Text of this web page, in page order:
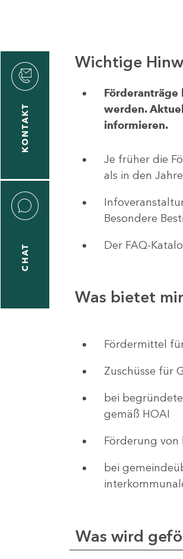
KONTAKT
CHAT
Wichtige
werden.
informieren.
Je früher die
als in den
Besondere
Der FAQ-
Was bietet
Fördermittel
Zuschüsse für
bei
gemäß HOAI
Förderung von
bei
Was wird